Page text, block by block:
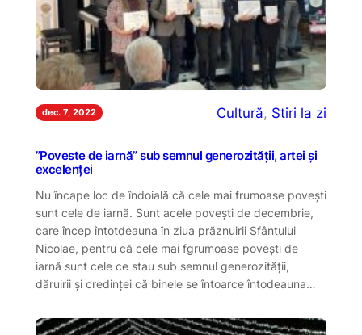
dec. 7, 2022 Cultură, Stiri la zi
”Poveste de iarnă” sub semnul generozității, artei și
excelenței
Nu încape loc de îndoială că cele mai frumoase povești
sunt cele de iarnă. Sunt acele povești de decembrie,
care încep întotdeauna în ziua prăznuirii Sfântului
Nicolae, pentru că cele mai fgrumoase povești de
iarnă sunt cele ce stau sub semnul generozității,
dăruirii și credinței că binele se întoarce întodeauna…